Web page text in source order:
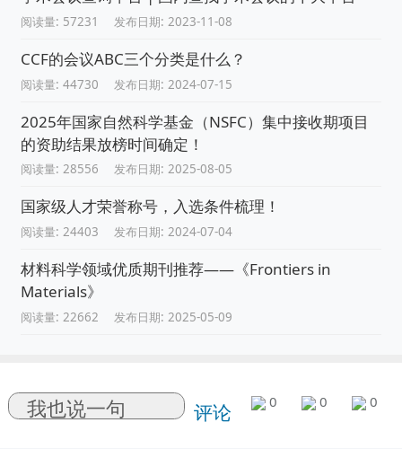
阅读量: 57231 发布日期: 2023-11-08
CCF的会议ABC三个分类是什么？
阅读量: 44730 发布日期: 2024-07-15
2025年国家自然科学基金（NSFC）集中接收期项目
的资助结果放榜时间确定！
阅读量: 28556 发布日期: 2025-08-05
国家级人才荣誉称号，入选条件梳理！
阅读量: 24403 发布日期: 2024-07-04
材料科学领域优质期刊推荐——《Frontiers in
Materials》
阅读量: 22662 发布日期: 2025-05-09
0 0 0